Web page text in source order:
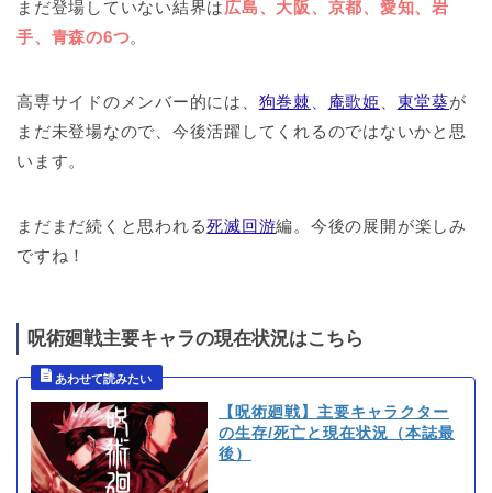
まだ登場していない結界は広島、大阪、京都、愛知、岩
手、青森の6つ。
高専サイドのメンバー的には、 狗巻棘 庵歌姫 東堂葵が
まだ未登場なので、今後活躍してくれるのではないかと思
います。
まだまだ続くと思われる死滅回游編。今後の展開が楽しみ
ですね！
呪術廻戦主要キャラの現在状況はこちら
【呪術廻戦】主要キャラクター
の生存/死亡と現在状況（本誌最
後）